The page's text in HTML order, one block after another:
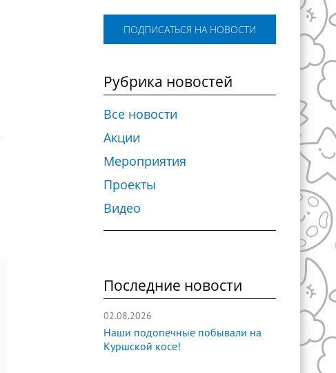
ПОДПИСАТЬСЯ НА НОВОСТИ
Рубрика новостей
Все новости
Акции
Мероприятия
Проекты
Видео
Последние новости
02.08.2026
Наши подопечные побывали на
Куршской косе!